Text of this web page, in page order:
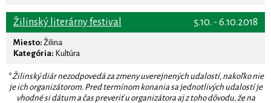
5.10. - 6.10.2018
Žilinský literárny festival
Miesto: Žilina
Kategória: Kultúra
* Žilinský diár nezodpovedá za zmeny uverejnených udalostí, nakoľko nie
je ich organizátorom. Pred termínom konania sa jednotlivých udalostí je
vhodné si dátum a čas preveriť u organizátora aj z toho dôvodu, že na